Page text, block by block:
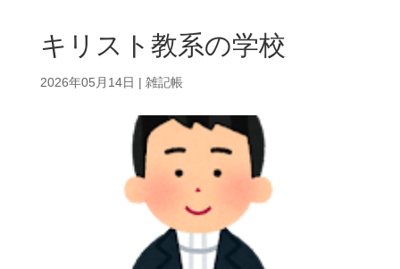
キリスト教系の学校
2026年05月14日 | 雑記帳